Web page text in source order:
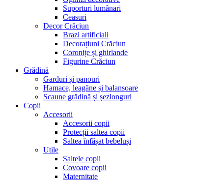
Suporturi lumânari
Ceasuri
Decor Crăciun
Brazi artificiali
Decorațiuni Crăciun
Coronițe și ghirlande
Figurine Crăciun
Grădină
Garduri și panouri
Hamace, leagăne și balansoare
Scaune grădină și șezlonguri
Copii
Accesorii
Accesorii copii
Protecții saltea copii
Saltea înfășat bebeluși
Utile
Saltele copii
Covoare copii
Maternitate